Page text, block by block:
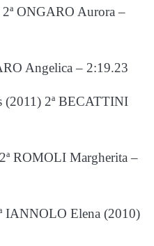
ONGARO Aurora –
Angelica – 2:19.23
(2011) 2ª BECATTINI
ROMOLI Margherita –
IANNOLO Elena (2010)